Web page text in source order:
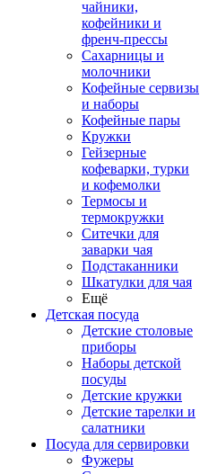
чайники,
кофейники и
френч-прессы
Сахарницы и
молочники
Кофейные сервизы
и наборы
Кофейные пары
Кружки
Гейзерные
кофеварки, турки
и кофемолки
Термосы и
термокружки
Ситечки для
заварки чая
Подстаканники
Шкатулки для чая
Ещё
Детская посуда
Детские столовые
приборы
Наборы детской
посуды
Детские кружки
Детские тарелки и
салатники
Посуда для сервировки
Фужеры